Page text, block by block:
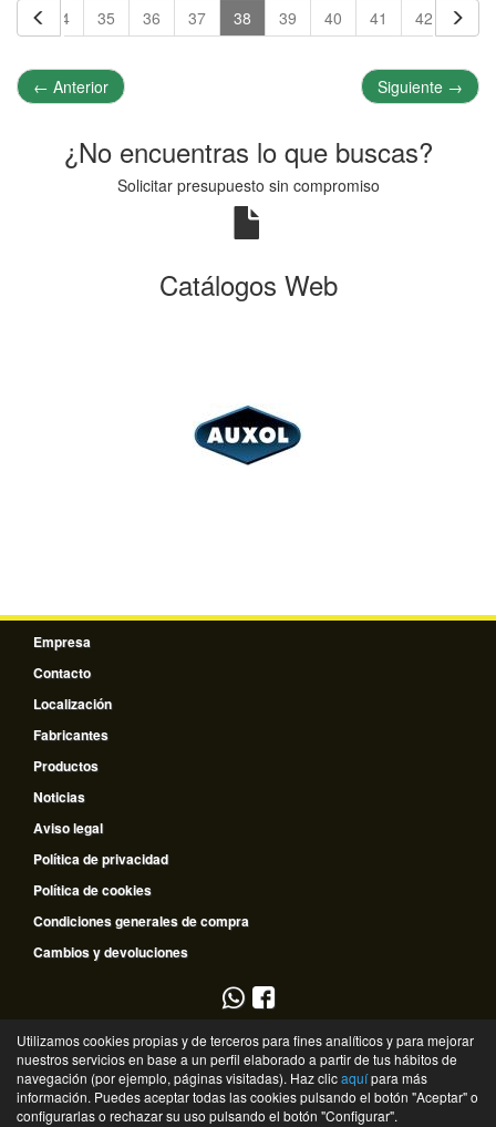
34 35 36 37 38 39 40 41 42 43
← Anterior Siguiente →
¿No encuentras lo que buscas?
Solicitar presupuesto sin compromiso
Catálogos Web
Empresa
Contacto
Localización
Fabricantes
Productos
Noticias
Aviso legal
Política de privacidad
Política de cookies
Condiciones generales de compra
Cambios y devoluciones
953 796 510
635 672 334
©Recambios Guadalquivir- 2026 - Tienda online de recambios de Gira
Utilizamos cookies propias y de terceros para fines analíticos y para mejorar
nuestros servicios en base a un perfil elaborado a partir de tus hábitos de
navegación (por ejemplo, páginas visitadas). Haz clicaquípara más
información. Puedes aceptar todas las cookies pulsando el botón "Aceptar" o
configurarlas o rechazar su uso pulsando el botón "Configurar".